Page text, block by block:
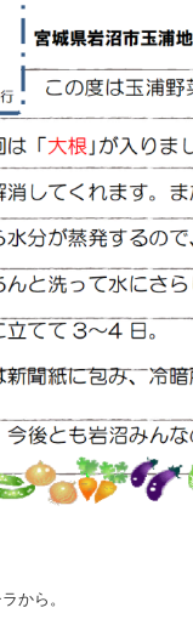
から。